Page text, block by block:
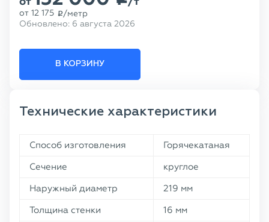
от 12 175 p /метр
Обновлено: 6 августа 2026
В КОРЗИНУ
Технические характеристики
Способ изготовления
Горячекатаная
Сечение
круглое
Наружный диаметр
219 мм
Толщина стенки
16 мм